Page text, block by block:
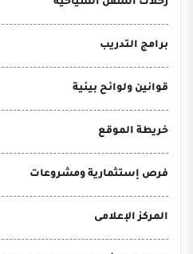
رحلات السفن السياحية
برامج التدريب
قوانين ولوائح بيئية
خريطة الموقع
فرص إستثمارية ومشروعات
المركز الإعلامى